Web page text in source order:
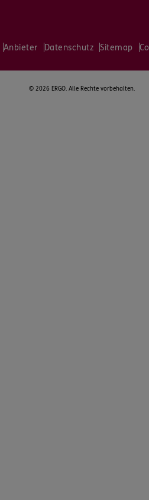
Anbieter Datenschutz Sitemap
© 2026 ERGO. Alle Rechte vorbehalten.